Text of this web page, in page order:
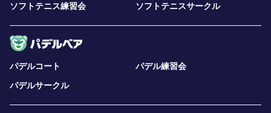
ソフトテニス練習会 ソフトテニスサークル
パデルコート
パデル練習会
パデルサークル